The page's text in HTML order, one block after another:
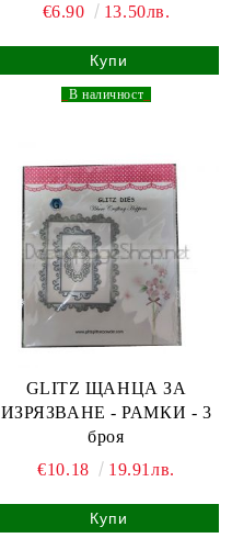
€6.90
13.50лв.
В наличност
GLITZ ЩАНЦА ЗА
ИЗРЯЗВАНЕ - РАМКИ - 3
броя
€10.18
19.91лв.